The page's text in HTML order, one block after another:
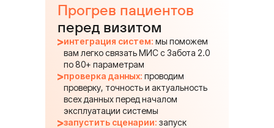
Прогрев пациентов
перед визитом
интеграция систем: мы поможем
вам легко связать МИС с Забота 2.0
по 80+ параметрам
проверка данных: проводим
проверку, точность и актуальность
всех данных перед началом
эксплуатации системы
запустить сценарии: запуск